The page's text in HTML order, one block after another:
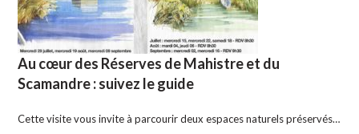
Au cœur des Réserves de Mahistre et du
Scamandre : suivez le guide
Cette visite vous invite à parcourir deux espaces naturels préservés…